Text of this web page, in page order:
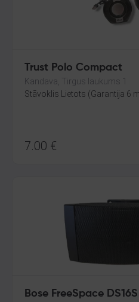
Trust Polo Compact
Kandava, Tirgus laukums 1
Stāvoklis Lietots (Garantija 6
7.00 €
Bose FreeSpace DS16S